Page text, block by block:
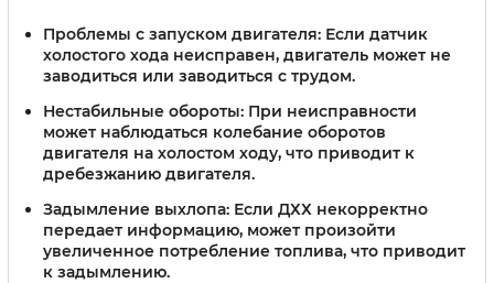
Проблемы с запуском двигателя: Если датчик
холостого хода неисправен, двигатель может не
заводиться или заводиться с трудом.
Нестабильные обороты: При неисправности
может наблюдаться колебание оборотов
двигателя на холостом ходу, что приводит к
дребезжанию двигателя.
Задымление выхлопа: Если ДХХ некорректно
передает информацию, может произойти
увеличенное потребление топлива, что приводит
к задымлению.